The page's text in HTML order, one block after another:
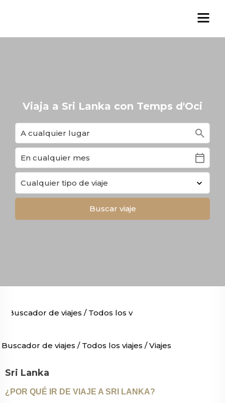
Viaja a Sri Lanka con Temps d'Oci
search
calendar_today
Buscador de viajes / Todos los viajes
Buscador de viajes / Todos los viajes /Viajes por Asia
Sri Lanka
¿POR QUÉ IR DE VIAJE A SRI LANKA?